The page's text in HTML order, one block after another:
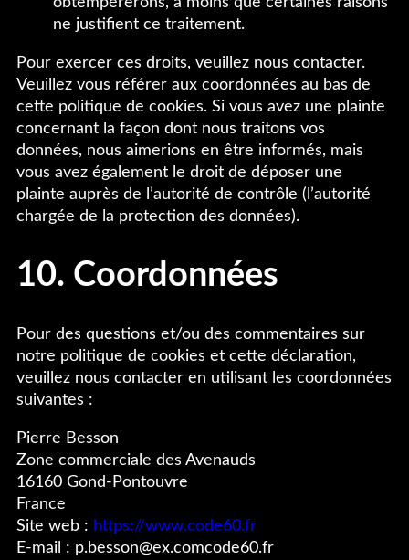
ne justifient ce traitement.
Pour exercer ces droits, veuillez nous contacter.
Veuillez vous référer aux coordonnées au bas de
cette politique de cookies. Si vous avez une plainte
concernant la façon dont nous traitons vos
données, nous aimerions en être informés, mais
vous avez également le droit de déposer une
plainte auprès de l’autorité de contrôle (l’autorité
chargée de la protection des données).
10. Coordonnées
Pour des questions et/ou des commentaires sur
notre politique de cookies et cette déclaration,
veuillez nous contacter en utilisant les coordonnées
suivantes :
Pierre Besson
Zone commerciale des Avenauds
16160 Gond-Pontouvre
France
Site web : https://www.code60.fr
E-mail : p.besson@ex.comcode60.fr